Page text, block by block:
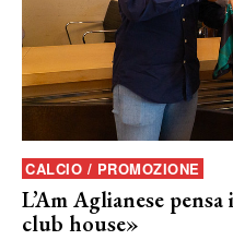
CALCIO / PROMOZIONE
L’Am Aglianese
club house»